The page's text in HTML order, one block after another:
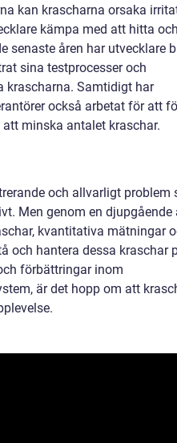
kan krascharna orsaka
kämpa med att hitta
senaste åren har utvecklare
sina testprocesser och
Samtidigt har
också arbetat för att
minska antalet kraschar.
och allvarligt problem
Men genom en djupgående
kvantitativa mätningar
och hantera dessa kraschar
förbättringar inom
är det hopp om att